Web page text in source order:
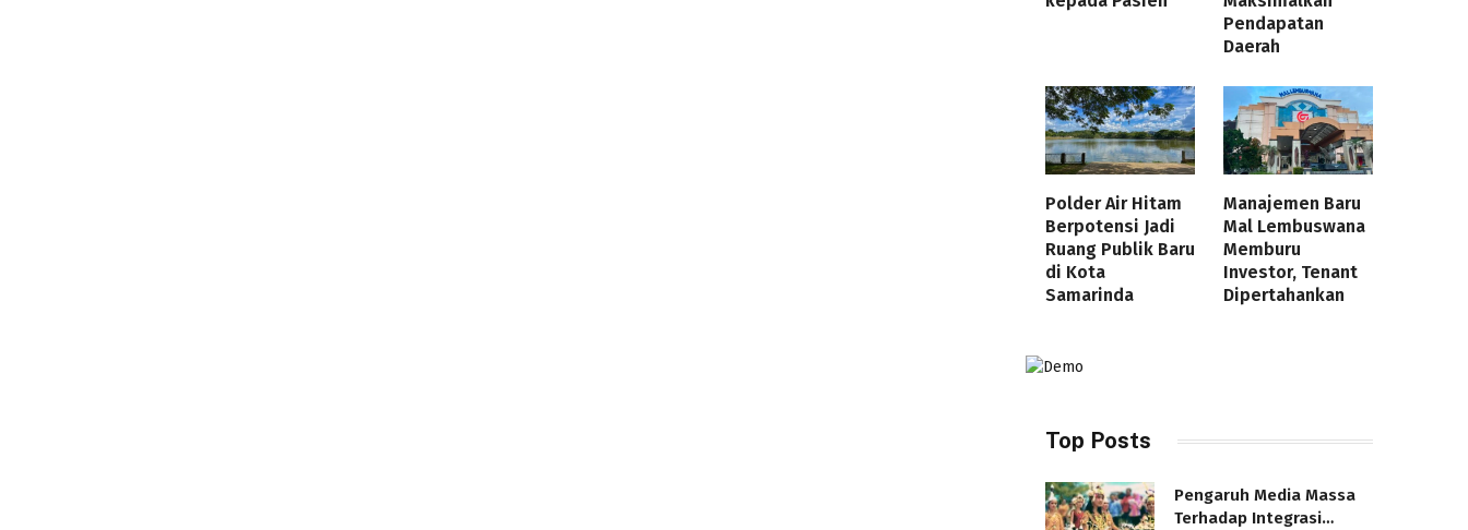
Pendapatan
Daerah
Polder Air Hitam
Berpotensi Jadi
Ruang Publik Baru
di Kota
Samarinda
Manajemen Baru
Mal Lembuswana
Memburu
Investor, Tenant
Dipertahankan
Top Posts
Pengaruh Media Massa
Terhadap Integrasi